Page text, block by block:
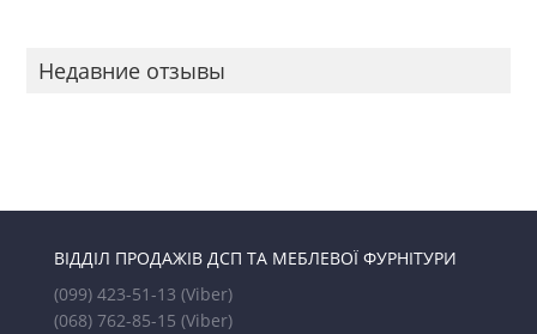
Недавние отзывы
ВІДДІЛ ПРОДАЖІВ ДСП ТА МЕБЛЕВОЇ ФУРНІТУРИ
(099) 423-51-13 (Viber)
(068) 762-85-15 (Viber)